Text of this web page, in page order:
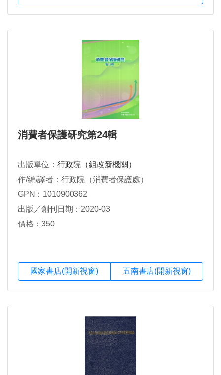
消費者保護研究第24輯
出版單位： 行政院（組改新機關）
作/編/譯者：行政院（消費者保護處）
GPN：1010900362
出版／創刊日期：2020-03
價格：350
國家書店(開新視窗) 五南書店(開新視窗)